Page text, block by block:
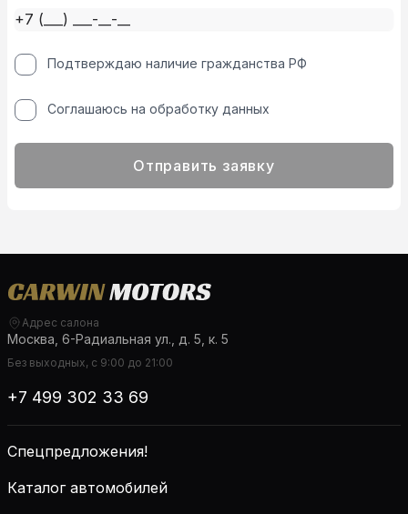
Подтверждаю наличие гражданства РФ
Соглашаюсь на обработку данных
Отправить заявку
Адрес салона
Москва, 6-Радиальная ул., д. 5, к. 5
Без выходных, с 9:00 до 21:00
+7 499 302 33 69
Спецпредложения!
Каталог автомобилей